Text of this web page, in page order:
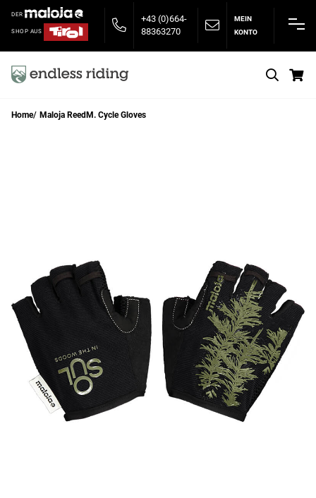
DER
SHOP AUS
+43 (0)664-
88363270
MEIN
KONTO
Home Maloja ReedM. Cycle Gloves